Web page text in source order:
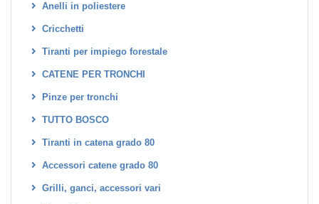
Anelli in poliestere
Cricchetti
Tiranti per impiego forestale
CATENE PER TRONCHI
Pinze per tronchi
TUTTO BOSCO
Tiranti in catena grado 80
Accessori catene grado 80
Grilli, ganci, accessori vari